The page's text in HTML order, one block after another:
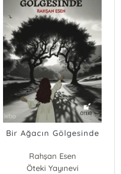
Bir Ağacın Gölgesinde
Rahşan Esen
Öteki Yayınevi